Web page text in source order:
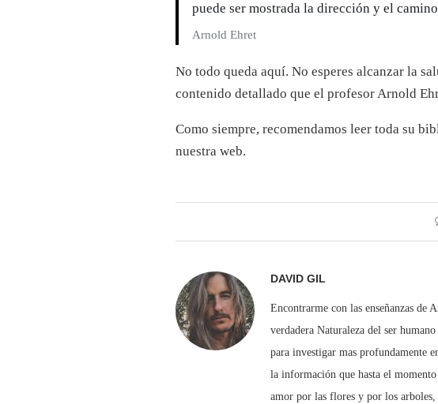
puede ser mostrada la dirección y el
Arnold Ehret
No todo queda aquí. No esperes alcanzar la
contenido detallado que el profesor Arnold
Como siempre, recomendamos leer toda su
nuestra web.
DAVID GIL
Encontrarme con las enseñanzas
verdadera Naturaleza del ser
para investigar mas profundamente
la información que hasta el
amor por las flores y por los